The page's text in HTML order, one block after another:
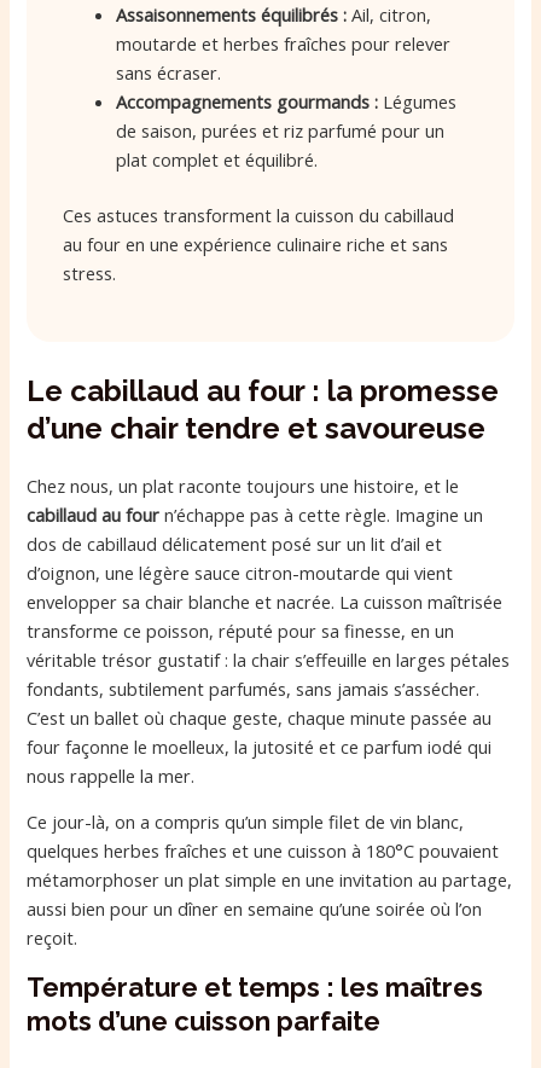
Assaisonnements équilibrés : Ail, citron,
moutarde et herbes fraîches pour relever
sans écraser.
Accompagnements gourmands : Légumes
de saison, purées et riz parfumé pour un
plat complet et équilibré.
Ces astuces transforment la cuisson du cabillaud
au four en une expérience culinaire riche et sans
stress.
Le cabillaud au four : la promesse
d’une chair tendre et savoureuse
Chez nous, un plat raconte toujours une histoire, et le
cabillaud au four n’échappe pas à cette règle. Imagine un
dos de cabillaud délicatement posé sur un lit d’ail et
d’oignon, une légère sauce citron-moutarde qui vient
envelopper sa chair blanche et nacrée. La cuisson maîtrisée
transforme ce poisson, réputé pour sa finesse, en un
véritable trésor gustatif : la chair s’effeuille en larges pétales
fondants, subtilement parfumés, sans jamais s’assécher.
C’est un ballet où chaque geste, chaque minute passée au
four façonne le moelleux, la jutosité et ce parfum iodé qui
nous rappelle la mer.
Ce jour-là, on a compris qu’un simple filet de vin blanc,
quelques herbes fraîches et une cuisson à 180°C pouvaient
métamorphoser un plat simple en une invitation au partage,
aussi bien pour un dîner en semaine qu’une soirée où l’on
reçoit.
Température et temps : les maîtres
mots d’une cuisson parfaite